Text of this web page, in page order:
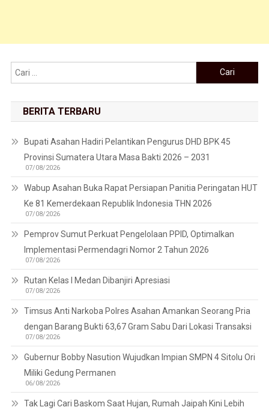
Cari untuk:
BERITA TERBARU
Bupati Asahan Hadiri Pelantikan Pengurus DHD BPK 45
Provinsi Sumatera Utara Masa Bakti 2026 – 2031
07/08/2026
Wabup Asahan Buka Rapat Persiapan Panitia Peringatan HUT
Ke 81 Kemerdekaan Republik Indonesia THN 2026
07/08/2026
Pemprov Sumut Perkuat Pengelolaan PPID, Optimalkan
Implementasi Permendagri Nomor 2 Tahun 2026
07/08/2026
Rutan Kelas I Medan Dibanjiri Apresiasi
07/08/2026
Timsus Anti Narkoba Polres Asahan Amankan Seorang Pria
dengan Barang Bukti 63,67 Gram Sabu Dari Lokasi Transaksi
07/08/2026
Gubernur Bobby Nasution Wujudkan Impian SMPN 4 Sitolu Ori
Miliki Gedung Permanen
06/08/2026
Tak Lagi Cari Baskom Saat Hujan, Rumah Jaipah Kini Lebih